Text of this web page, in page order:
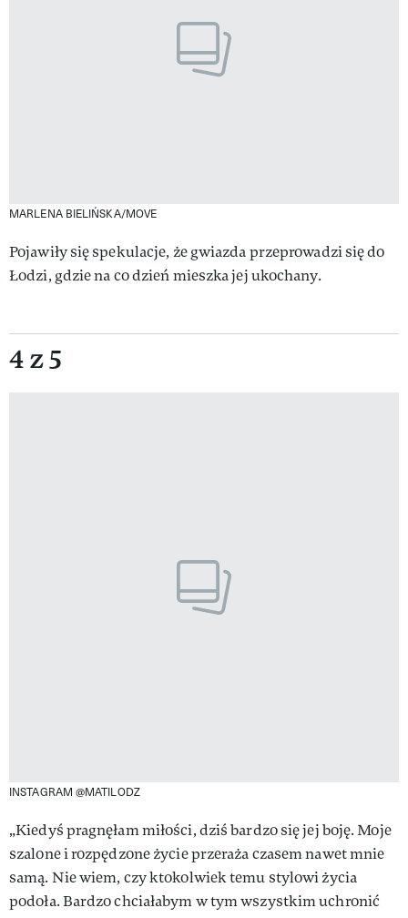
MARLENA BIELIŃSKA/MOVE
Pojawiły się spekulacje, że gwiazda przeprowadzi się do
Łodzi, gdzie na co dzień mieszka jej ukochany.
4 z 5
INSTAGRAM @MATILODZ
„Kiedyś pragnęłam miłości, dziś bardzo się jej boję. Moje
szalone i rozpędzone życie przeraża czasem nawet mnie
samą. Nie wiem, czy ktokolwiek temu stylowi życia
podoła. Bardzo chciałabym w tym wszystkim uchronić